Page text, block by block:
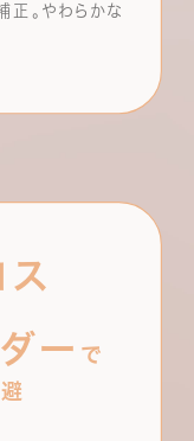
正。やわらかな
ー で